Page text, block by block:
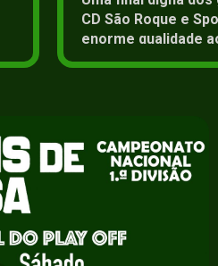
CD São Roque e
enorme qualidade